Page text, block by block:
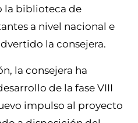
la biblioteca de
a nivel nacional e
la consejera.
la consejera ha
de la fase VIII
impulso al proyecto